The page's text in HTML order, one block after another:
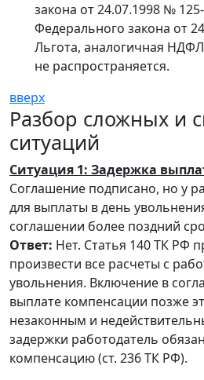
закона от 24.07.1998 №
Федерального закона от
Льгота, аналогичная
не распространяется.
вверх
Разбор сложных и
ситуаций
Ситуация 1: Задержка
Соглашение подписано, но у
для выплаты в день
соглашении более поздний
Ответ: Нет. Статья 140 ТК РФ
произвести все расчеты с
увольнения. Включение в
выплате компенсации позже
незаконным и
задержки работодатель
компенсацию (ст. 236 ТК РФ).